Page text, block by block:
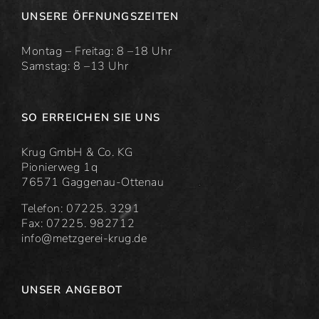
UNSERE ÖFFNUNGSZEITEN
Montag – Freitag: 8 –18 Uhr
Samstag: 8 –13 Uhr
SO ERREICHEN SIE UNS
Krug GmbH & Co. KG
Pionierweg 1q
76571 Gaggenau-Ottenau
Telefon: 07225. 3291
Fax: 07225. 982712
info@metzgerei-krug.de
UNSER ANGEBOT